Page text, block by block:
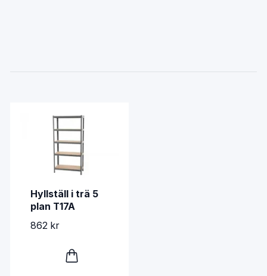
Hyllställ i trä 5
plan T17A
862 kr